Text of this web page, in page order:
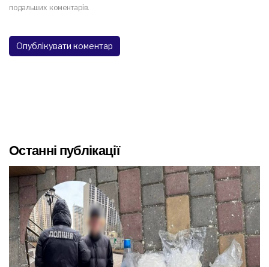
подальших коментарів.
Останні публікації